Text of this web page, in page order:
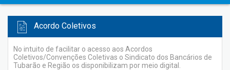
Acordo Coletivos
No intuito de facilitar o acesso aos Acordos
Coletivos/Convenções Coletivas o Sindicato dos Bancários de
Tubarão e Região os disponibilizam por meio digital.